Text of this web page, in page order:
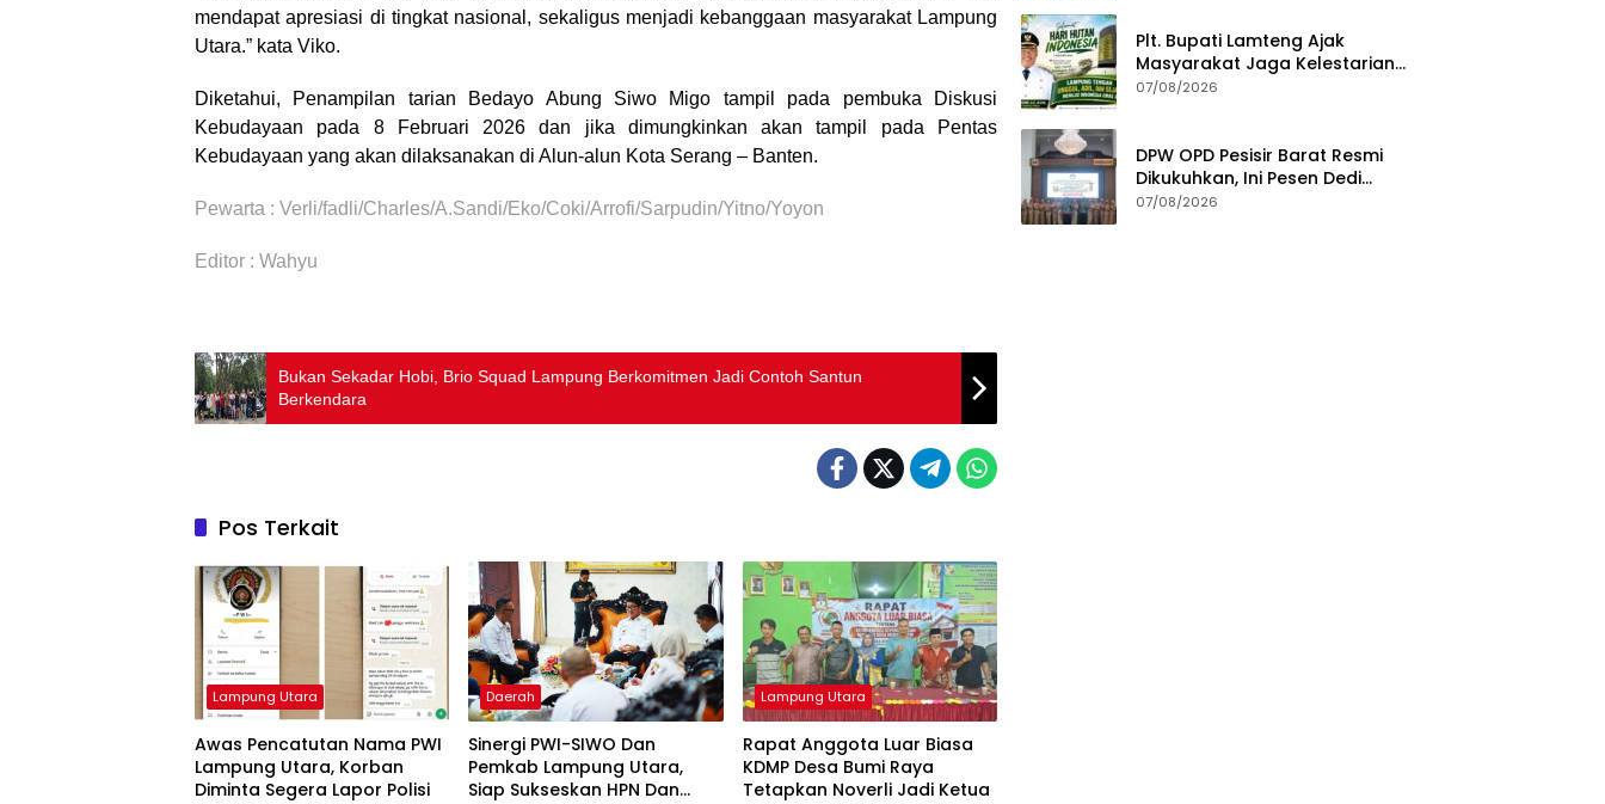
mendapat apresiasi di tingkat nasional, sekaligus menjadi kebanggaan masyarakat Lampung
Utara.” kata Viko.
Diketahui, Penampilan tarian Bedayo Abung Siwo Migo tampil pada pembuka Diskusi
Kebudayaan pada 8 Februari 2026 dan jika dimungkinkan akan tampil pada Pentas
Kebudayaan yang akan dilaksanakan di Alun-alun Kota Serang – Banten.
Pewarta : Verli/fadli/Charles/A.Sandi/Eko/Coki/Arrofi/Sarpudin/Yitno/Yoyon
Editor : Wahyu
Bukan Sekadar Hobi, Brio Squad Lampung Berkomitmen Jadi Contoh Santun
Berkendara
Pos Terkait
Lampung Utara
Awas Pencatutan Nama PWI
Lampung Utara, Korban
Diminta Segera Lapor Polisi
Daerah
Sinergi PWI-SIWO Dan
Pemkab Lampung Utara,
Siap Sukseskan HPN Dan
Lampung Utara
Rapat Anggota Luar Biasa
KDMP Desa Bumi Raya
Tetapkan Noverli Jadi Ketua
Plt. Bupati Lamteng Ajak
Masyarakat Jaga Kelestarian
Alam pada Peringatan Hari
07/08/2026
DPW OPD Pesisir Barat Resmi
Dikukuhkan, Ini Pesen Dedi
Irawan
07/08/2026